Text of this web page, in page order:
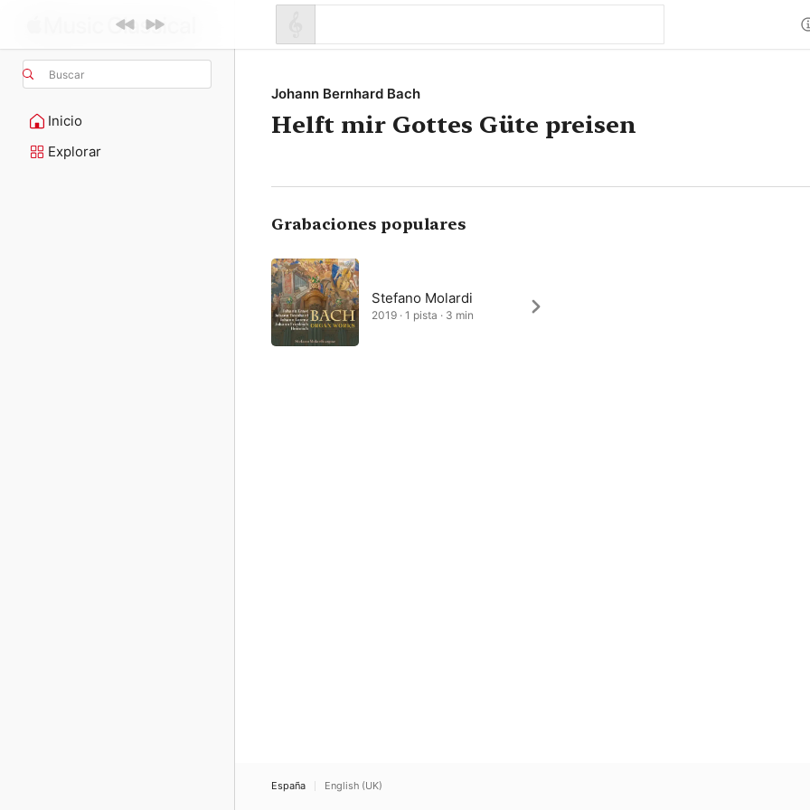
Buscar
Inicio
Explorar
Johann Bernhard Bach
Helft mir Gottes Güte preisen
Grabaciones populares
Stefano Molardi
2019 · 1 pista · 3 min
España English (UK)